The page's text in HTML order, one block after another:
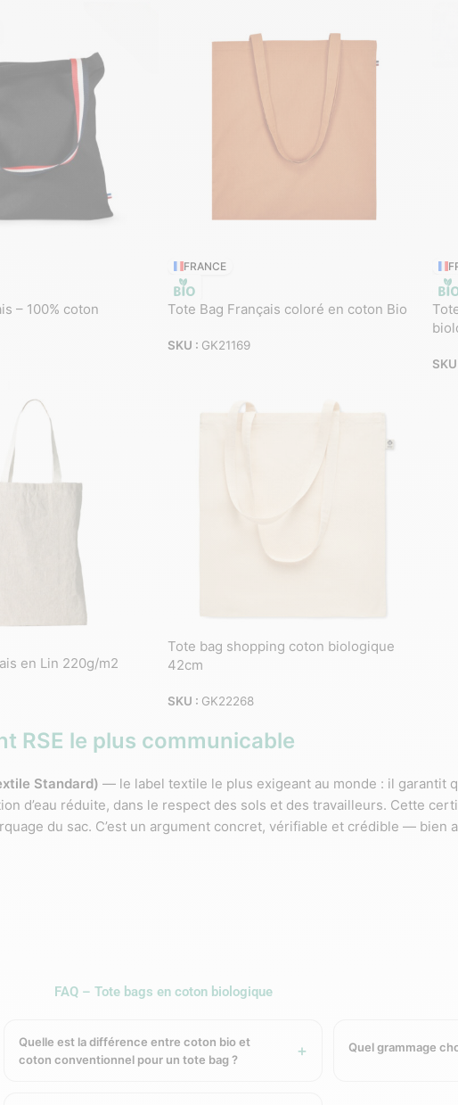
– 100% coton
FRANCE
Tote Bag Français coloré en coton Bio
SKU : GK21169
en Lin 220g/m2
Tote bag shopping coton biologique
42cm
SKU : GK22268
RSE le plus communicable
Standard) — le label textile le plus exigeant au monde : il garantit
d’eau réduite, dans le respect des sols et des travailleurs. Cette
du sac. C’est un argument concret, vérifiable et crédible — bien
gamme. Origine hors Europe. Idéal pour les
FAQ – Tote bags en coton biologique
Quelle est la différence entre coton bio et
coton conventionnel pour un tote bag ?
Quel grammage